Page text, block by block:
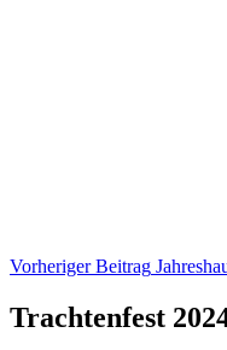
Vorheriger Beitrag
Trachtenfest